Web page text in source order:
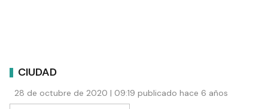
CIUDAD
28 de octubre de 2020 | 09:19 publicado hace 6 años